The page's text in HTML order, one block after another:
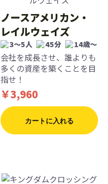
ノースアメリカン・
レイルウェイズ
3〜5人 45分 14歳〜
会社を成長させ、誰よりも
多くの資産を築くことを目
指せ！
￥3,960
カートに入れる